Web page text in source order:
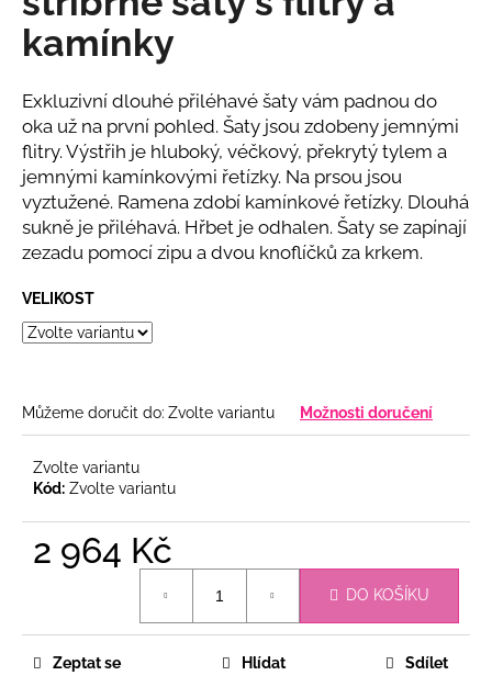
z
5
hvězdiček.
kamínky
Exkluzivní dlouhé přiléhavé šaty vám padnou do
oka už na první pohled. Šaty jsou zdobeny jemnými
flitry. Výstřih je hluboký, véčkový, překrytý tylem a
jemnými kamínkovými řetízky. Na prsou jsou
vyztužené. Ramena zdobí kamínkové řetízky. Dlouhá
sukně je přiléhavá. Hřbet je odhalen. Šaty se zapínají
zezadu pomocí zipu a dvou knoflíčků za krkem.
VELIKOST
Můžeme doručit do: Zvolte variantu Možnosti doručení
Zvolte variantu
Kód: Zvolte variantu
2 964 Kč
DO KOŠÍKU
Zeptat se Hlídat Sdílet
u
j
m
e
BÉŽOVÝ
KOMPLET
S
KVĚTINOU
808